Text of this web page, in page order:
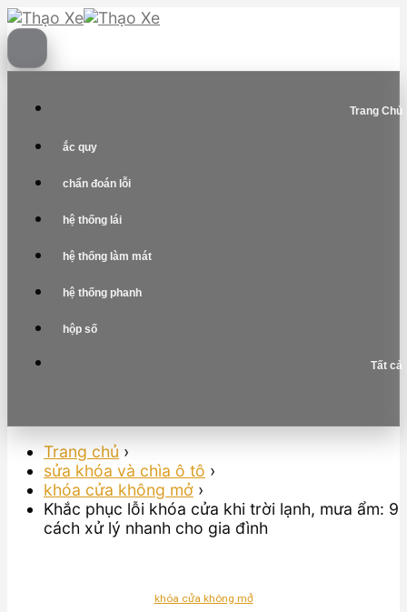
Skip
to
content
Trang Chủ
ắc quy
chẩn đoán lỗi
hệ thống lái
hệ thống làm mát
hệ thống phanh
hộp số
Tất cả
Trang chủ ›
sửa khóa và chìa ô tô ›
khóa cửa không mở ›
Khắc phục lỗi khóa cửa khi trời lạnh, mưa ẩm: 9
cách xử lý nhanh cho gia đình
khóa cửa không mở